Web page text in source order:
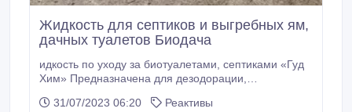
Жидкость для септиков и выгребных ям,
дачных туалетов Биодача
идкость по уходу за биотуалетами, септиками «Гуд
Хим» Предназначена для дезодорации,
накопительных баков биотуалетных систем,
31/07/2023 06:20
Реактивы